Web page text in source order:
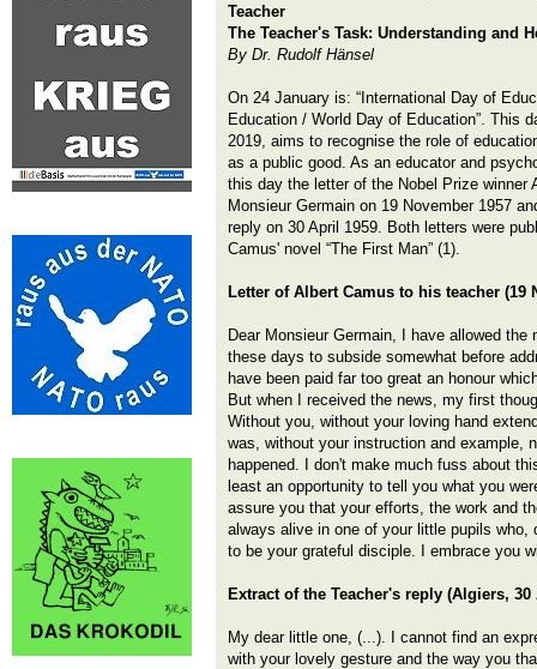
Teacher
The Teacher's Task: Understanding and
By Dr. Rudolf Hänsel
On 24 January is: “International Day of
Education / World Day of Education”. This
2019, aims to recognise the role of
as a public good. As an educator and
this day the letter of the Nobel Prize winner
Monsieur Germain on 19 November 1957
reply on 30 April 1959. Both letters were
Camus' novel “The First Man” (1).
Letter of Albert Camus to his teacher (19
Dear Monsieur Germain, I have allowed the
these days to subside somewhat before
have been paid far too great an honour
But when I received the news, my first
Without you, without your loving hand
was, without your instruction and example,
happened. I don't make much fuss about
least an opportunity to tell you what you
assure you that your efforts, the work and
always alive in one of your little pupils who,
to be your grateful disciple. I embrace you
Extract of the Teacher's reply (Algiers, 30
My dear little one, (...). I cannot find an
with your lovely gesture and the way you